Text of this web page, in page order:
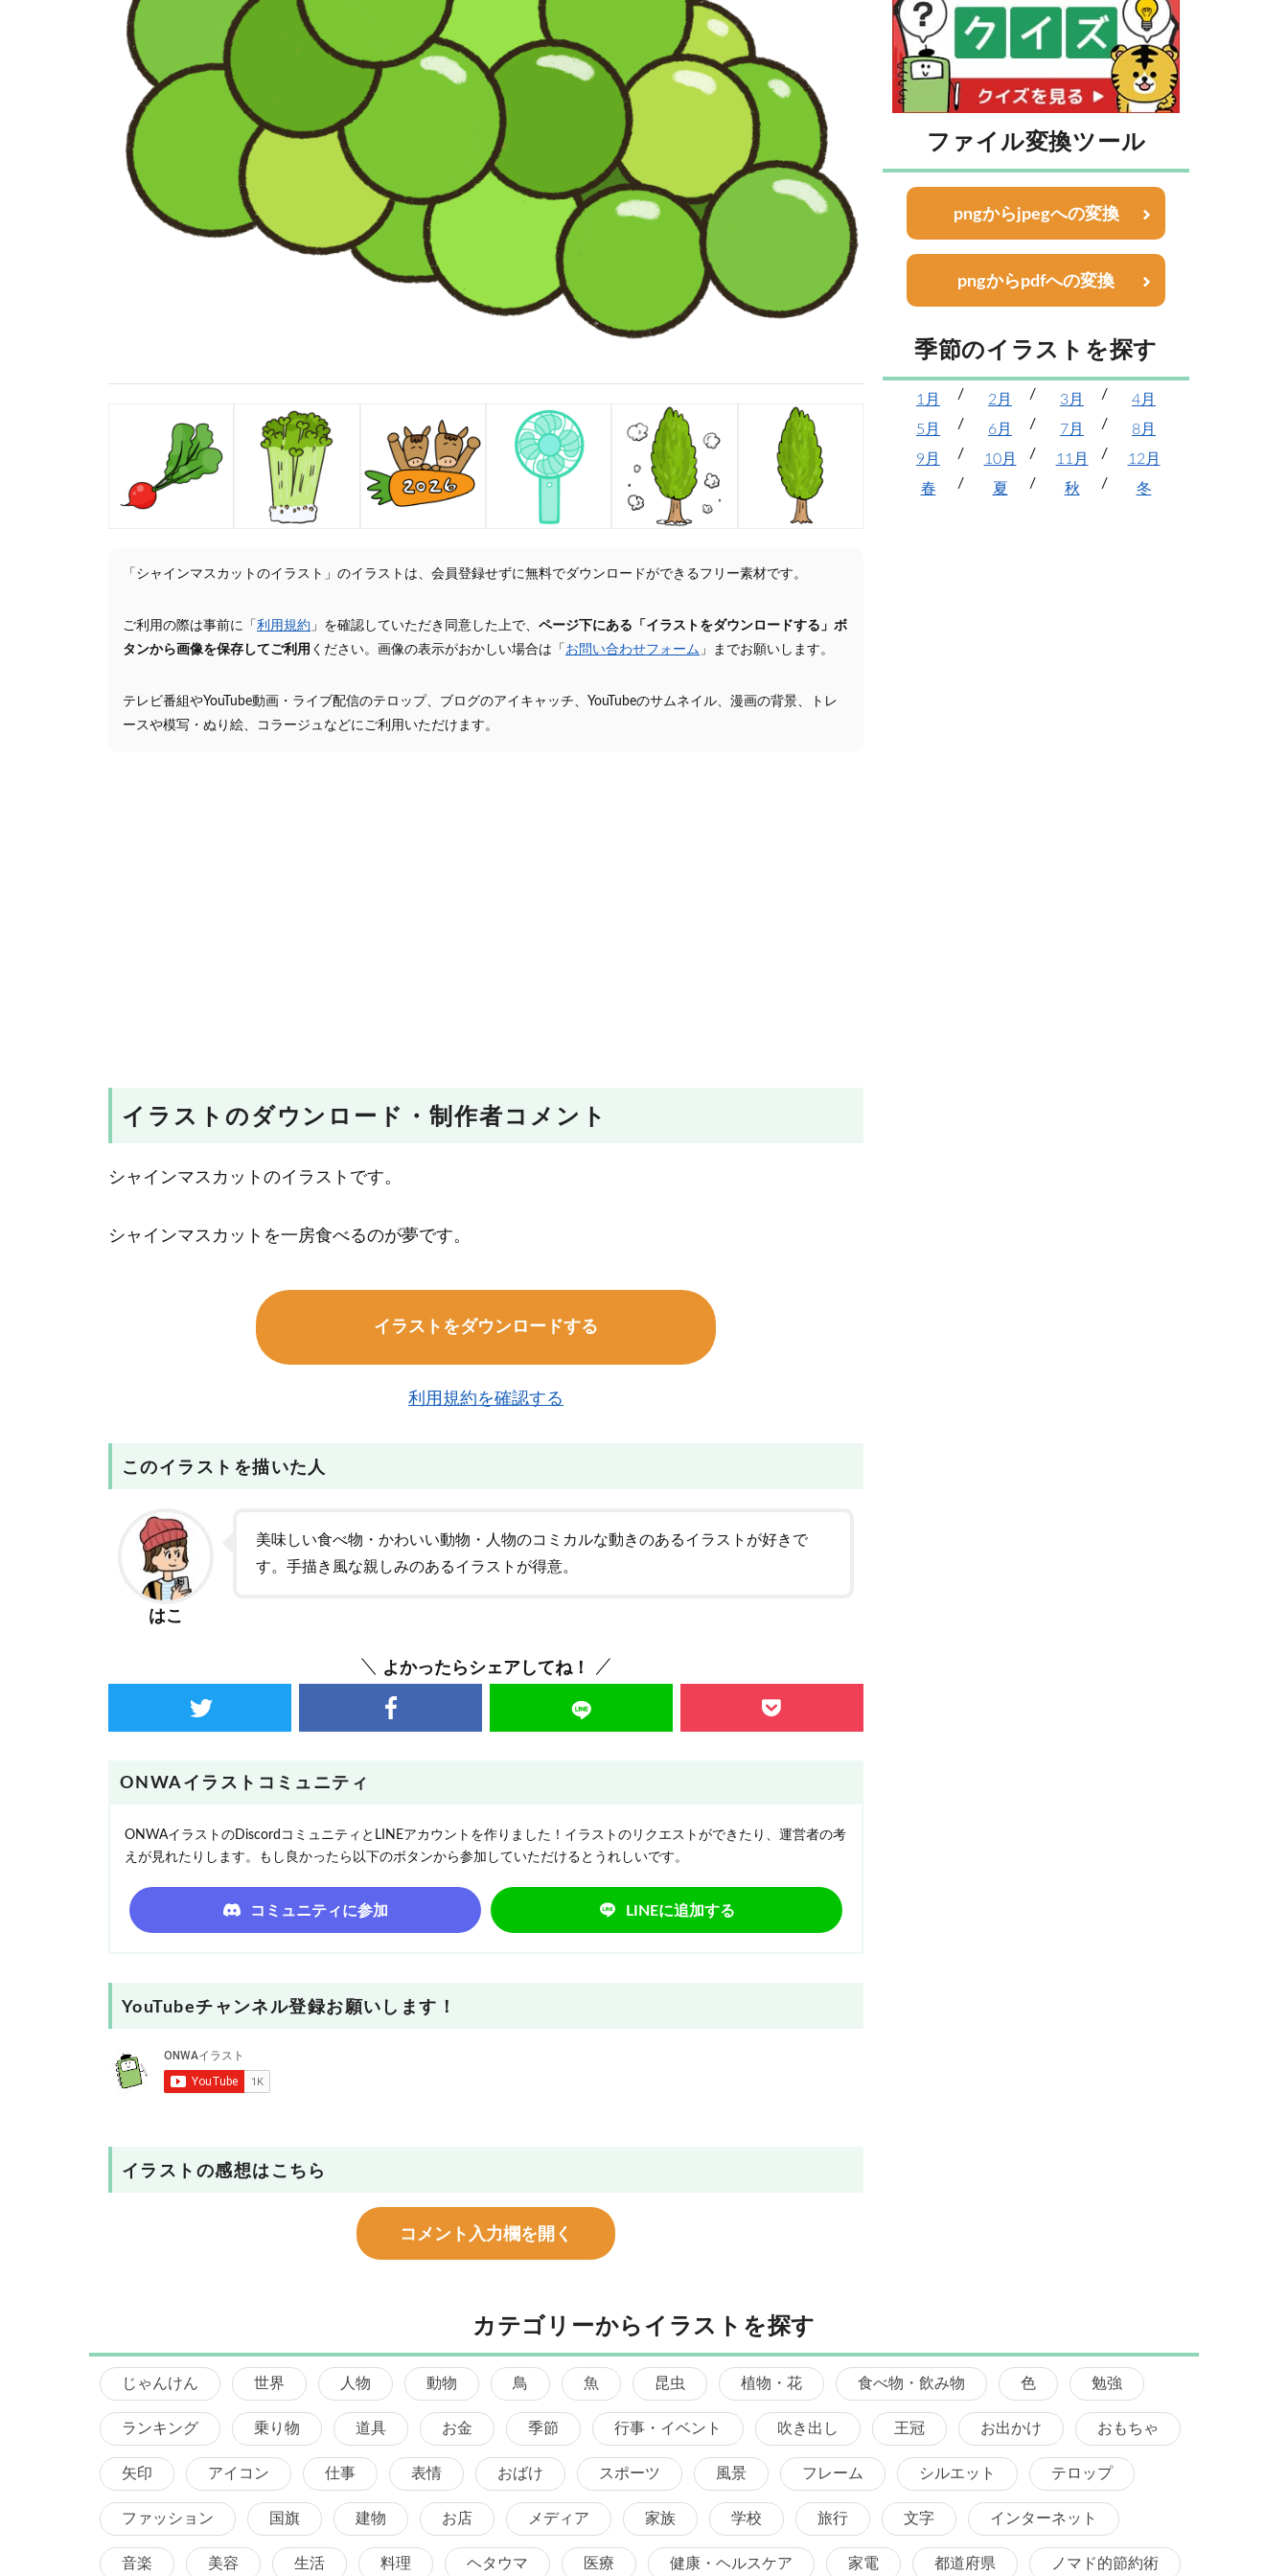
「シャインマスカットのイラスト」のイラストは、会員登録せずに無料でダウンロードができるフリー素材です。
ご利用の際は事前に「 利用規約 」を確認していただき同意した上で、 ページ下にある「イラストをダウンロードする」ボ
タンから画像を保存してご利用 ください。画像の表示がおかしい場合は「 お問い合わせフォーム 」までお願いします。
テレビ番組やYouTube動画・ライブ配信のテロップ、ブログのアイキャッチ、YouTubeのサムネイル、漫画の背景、トレ
ースや模写・ぬり絵、コラージュなどにご利用いただけます。
イラストのダウンロード・制作者コメント
シャインマスカットのイラストです。
シャインマスカットを一房食べるのが夢です。
イラストをダウンロードする
利用規約を確認する
このイラストを描いた人
はこ
美味しい食べ物・かわいい動物・人物のコミカルな動きのあるイラストが好きで
す。手描き風な親しみのあるイラストが得意。
よかったらシェアしてね！
ONWAイラストコミュニティ
ONWAイラストのDiscordコミュニティとLINEアカウントを作りました！イラストのリクエストができたり、運営者の考
えが見れたりします。もし良かったら以下のボタンから参加していただけるとうれしいです。
コミュニティに参加 LINEに追加する
YouTubeチャンネル登録お願いします！
イラストの感想はこちら
コメント入力欄を開く
ファイル変換ツール
pngからjpegへの変換
pngからpdfへの変換
季節のイラストを探す
1月 2月 3月
4月
5月
6月 7月
8月
9月
10月 11月
12月
春
夏 秋 冬
カテゴリーからイラストを探す
じゃんけん 世界 人物 動物 鳥 魚 昆虫 植物・花 食べ物・飲み物 色 勉強
ランキング 乗り物 道具 お金 季節 行事・イベント 吹き出し 王冠 お出かけ おもちゃ
矢印 アイコン 仕事 表情 おばけ スポーツ 風景 フレーム シルエット テロップ
ファッション 国旗 建物 お店 メディア 家族 学校 旅行 文字 インターネット
音楽 美容 生活 料理 ヘタウマ 医療 健康・ヘルスケア 家電 都道府県 ノマド的節約術